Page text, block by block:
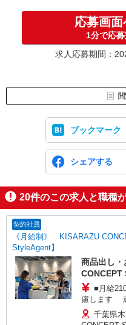
応募画
1分で応
求人応募期間：
ブックマーク
シェアする
20件のこの求人と職種
契約社員
《月給制》 KISARAZU
StyleAgent】
商品出し
CONCEPT
■月給210,000
慮します
途交通費全
エリアリー
千葉県